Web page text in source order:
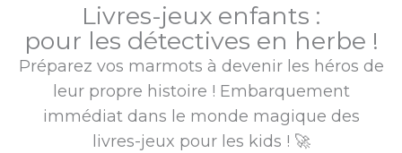
Livres-jeux enfants :
pour les détectives en herbe !
Préparez vos marmots à devenir les héros de
leur propre histoire ! Embarquement
immédiat dans le monde magique des
livres-jeux pour les kids ! 🚀